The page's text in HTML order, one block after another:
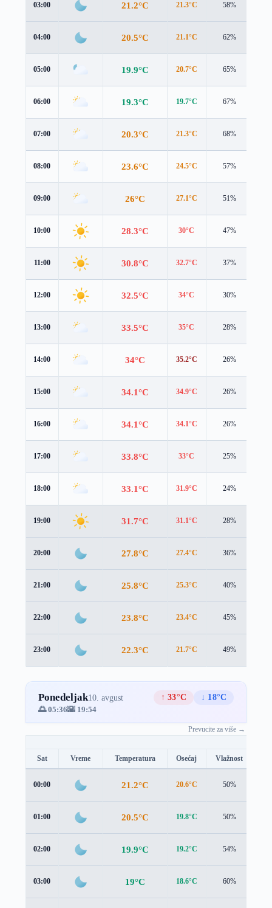
03:00 21.2°C 21.3°C 58%
04:00 20.5°C 21.1°C 62%
05:00 19.9°C 20.7°C 65%
06:00 19.3°C 19.7°C 67%
07:00 20.3°C 21.3°C 68%
08:00 23.6°C 24.5°C 57%
09:00 26°C 27.1°C 51%
10:00 28.3°C 30°C 47%
11:00 30.8°C 32.7°C 37%
12:00 32.5°C 34°C 30%
13:00 33.5°C 35°C 28%
14:00 34°C 35.2°C 26%
15:00 34.1°C 34.9°C 26%
16:00 34.1°C 34.1°C 26%
17:00 33.8°C 33°C 25%
18:00 33.1°C 31.9°C 24%
19:00 31.7°C 31.1°C 28%
20:00 27.8°C 27.4°C 36%
21:00 25.8°C 25.3°C 40%
22:00 23.8°C 23.4°C 45%
23:00 22.3°C 21.7°C 49%
Ponedeljak10. avgust ↑ 33°C
↓ 18°C
🌅 05:36🌇 19:54
Prevucite za više →
Sat Vreme Temperatura Osećaj Vlažnost
00:00 21.2°C 20.6°C 50%
01:00 20.5°C 19.8°C 50%
02:00 19.9°C 19.2°C 54%
03:00 19°C 18.6°C 60%